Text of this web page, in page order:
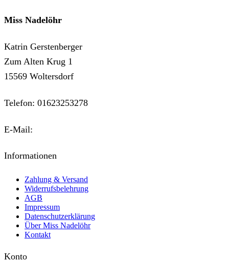
Miss Nadelöhr
Katrin Gerstenberger
Zum Alten Krug 1
15569 Woltersdorf
Telefon: 01623253278
E-Mail:
Informationen
Zahlung & Versand
Widerrufsbelehrung
AGB
Impressum
Datenschutzerklärung
Über Miss Nadelöhr
Kontakt
Konto